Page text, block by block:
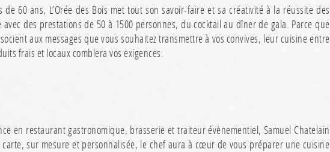
60 ans, L’Orée des Bois met tout son savoir-faire et sa créativité à la réussite des
des prestations de 50 à 1500 personnes, du cocktail au dîner de gala. Parce que
aux messages que vous souhaitez transmettre à vos convives, leur cuisine entre
frais et locaux comblera vos exigences.
en restaurant gastronomique, brasserie et traiteur évènementiel, Samuel Chatelain
sur mesure et personnalisée, le chef aura à cœur de vous préparer une cuisine